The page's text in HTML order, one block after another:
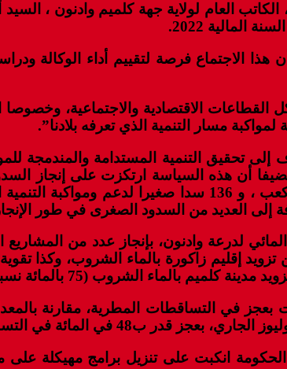
العام لولاية جهة كلميم وادنون ،
القطاعات الاقتصادية والاجتماعية،
مسار التنمية الذي تعرفه بلادنا”.
التنمية المستدامة والمندمجة للموارد
أن هذه السياسة ارتكزت على إنجاز
لدرعة وادنون، بإنجاز عدد من المشاريع
تزويد إقليم زاكورة بالماء الشروب،
انكبت على تنزيل برامج مهيكلة